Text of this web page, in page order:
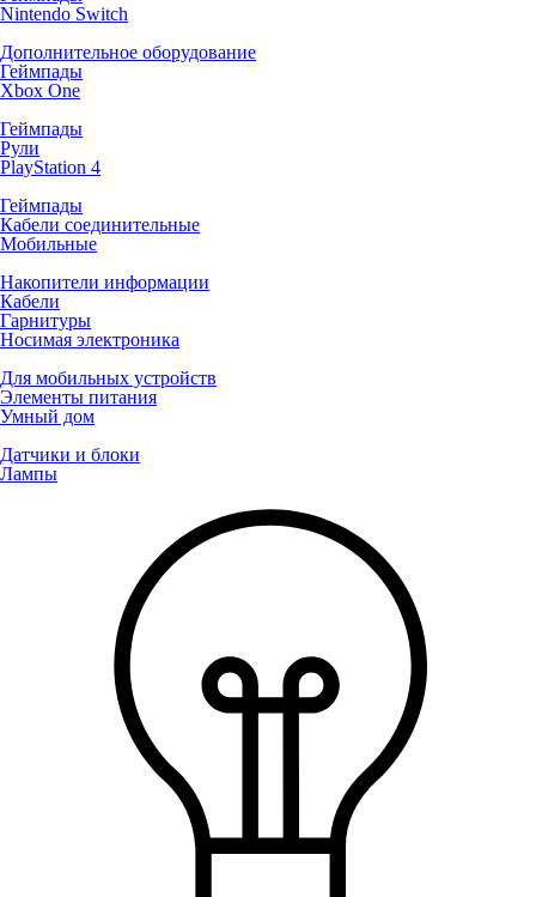
Nintendo Switch
Дополнительное оборудование
Геймпады
Xbox One
Геймпады
Рули
PlayStation 4
Геймпады
Кабели соединительные
Мобильные
Накопители информации
Кабели
Гарнитуры
Носимая электроника
Для мобильных устройств
Элементы питания
Умный дом
Датчики и блоки
Лампы